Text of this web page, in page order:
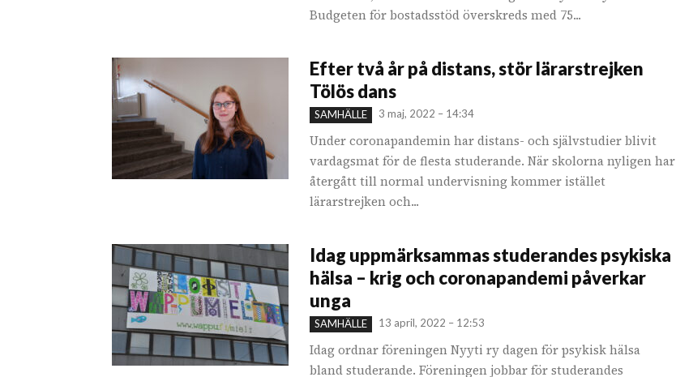
Budgeten för bostadsstöd överskreds med 75...
Efter två år på distans, stör lärarstrejken
Tölös dans
SAMHÄLLE 3 maj, 2022 – 14:34
Under coronapandemin har distans- och självstudier blivit
vardagsmat för de flesta studerande. När skolorna nyligen har
återgått till normal undervisning kommer istället
lärarstrejken och...
Idag uppmärksammas studerandes psykiska
hälsa – krig och coronapandemi påverkar
unga
SAMHÄLLE 13 april, 2022 – 12:53
Idag ordnar föreningen Nyyti ry dagen för psykisk hälsa
bland studerande. Föreningen jobbar för studerandes